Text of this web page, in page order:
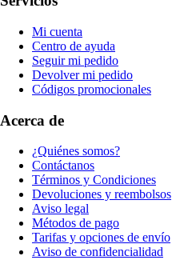
Mi cuenta
Centro de ayuda
Seguir mi pedido
Devolver mi pedido
Códigos promocionales
Acerca de
¿Quiénes somos?
Contáctanos
Términos y Condiciones
Devoluciones y reembolsos
Aviso legal
Métodos de pago
Tarifas y opciones de envío
Aviso de confidencialidad